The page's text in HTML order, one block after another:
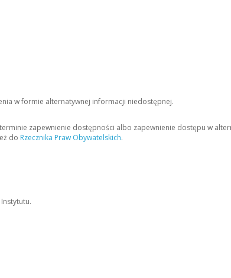
w formie alternatywnej informacji niedostępnej.
zapewnienie dostępności albo zapewnienie dostępu w
do Rzecznika Praw Obywatelskich.